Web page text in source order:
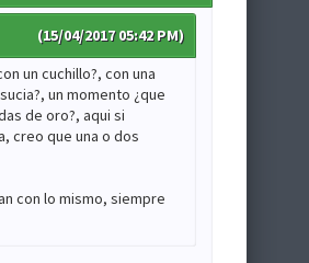
(15/04/2017 05:42 PM)
un cuchillo?, con una
un momento ¿que
de oro?, aqui si
creo que una o dos
con lo mismo, siempre